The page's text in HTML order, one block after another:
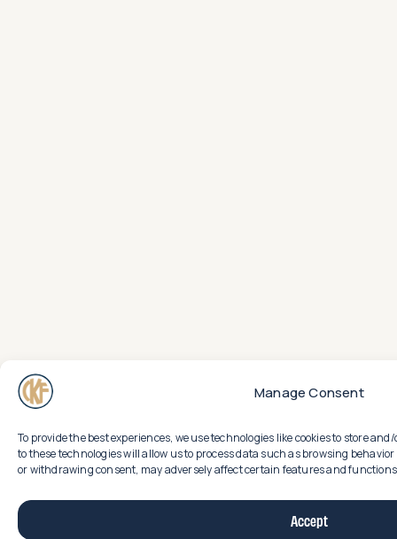
Manage Consent
To provide the best experiences, we use technologies like cookies to store
to these technologies will allow us to process data such as browsing
or withdrawing consent, may adversely affect certain features and
Accept